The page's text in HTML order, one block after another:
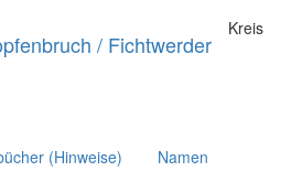
/ Fichtwerder
Kreis
(Hinweise)
Namen